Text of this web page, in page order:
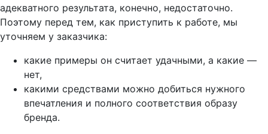
адекватного результата, конечно, недостаточно.
Поэтому перед тем, как приступить к работе, мы
уточняем у заказчика:
какие примеры он считает удачными, а какие —
нет,
какими средствами можно добиться нужного
впечатления и полного соответствия образу
бренда.